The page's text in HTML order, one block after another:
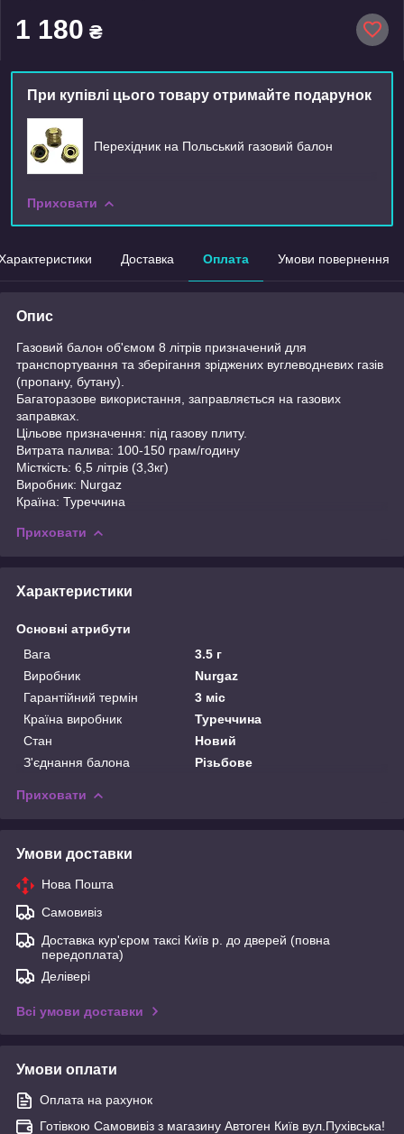
1 180 ₴
При купівлі цього товару отримайте подарунок
Перехідник на Польський газовий балон
Приховати
Доставка Оплата Умови повернення
Опис
Газовий балон об'ємом 8 літрів призначений для
транспортування та зберігання зріджених вуглеводневих газів
(пропану, бутану).
Багаторазове використання, заправляється на газових
заправках.
Цільове призначення: під газову плиту.
Витрата палива: 100-150 грам/годину
Місткість: 6,5 літрів (3,3кг)
Виробник: Nurgaz
Країна: Туреччина
Приховати
Характеристики
Основні атрибути
Вага
3.5 г
Виробник
Nurgaz
Гарантійний термін
3 міс
Країна виробник
Туреччина
Стан
Новий
З'єднання балона
Різьбове
Приховати
Умови доставки
Нова Пошта
Самовивіз
Доставка кур'єром таксі Київ р. до дверей (повна
передоплата)
Делівері
Всі умови доставки
Умови оплати
Оплата на рахунок
Готівкою Самовивіз з магазину Автоген Київ вул.Пухівська!